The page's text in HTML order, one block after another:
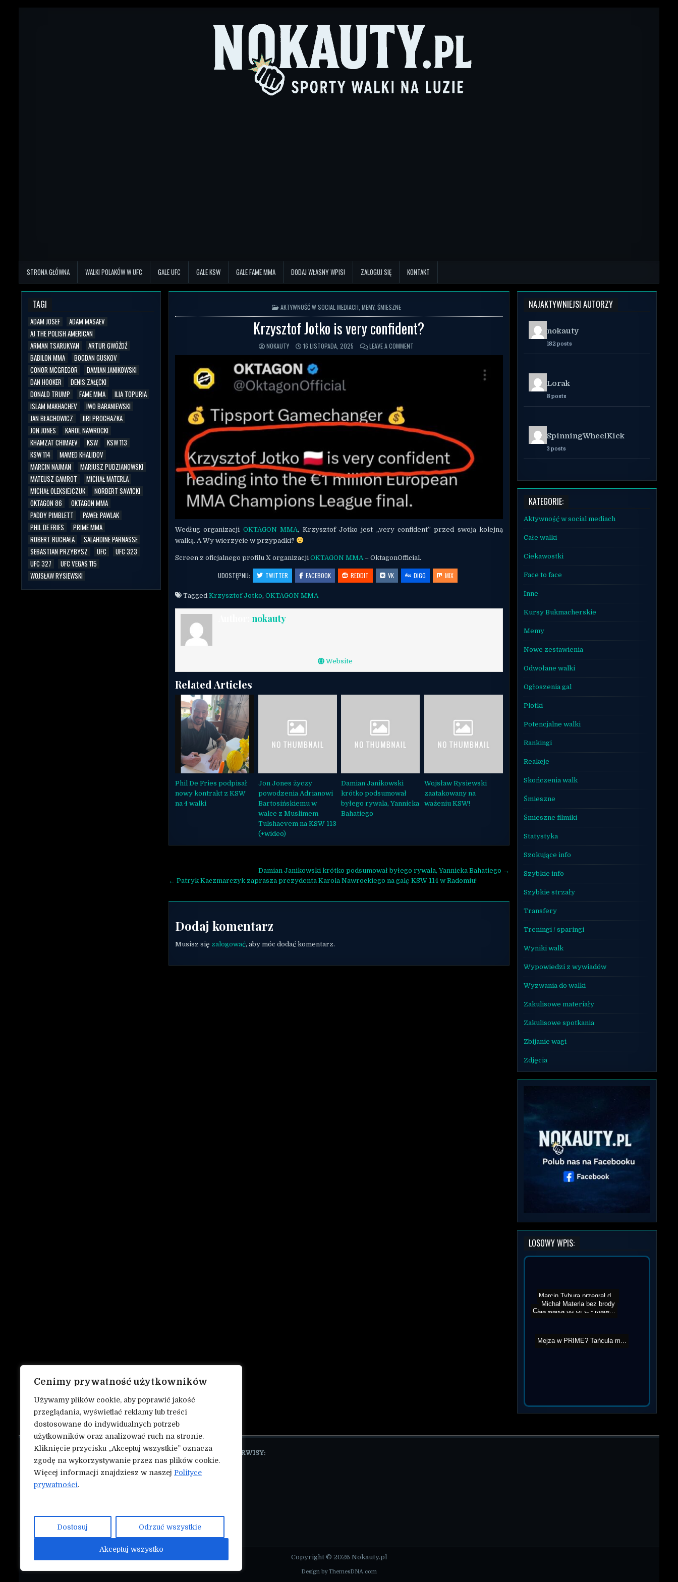
Cenimy prywatność użytkowników
Używamy plików cookie, aby poprawić jakość
przeglądania, wyświetlać reklamy lub treści
dostosowane do indywidualnych potrzeb
użytkowników oraz analizować ruch na stronie.
Kliknięcie przycisku „Akceptuj wszystkie” oznacza
zgodę na wykorzystywanie przez nas plików cookie.
Więcej informacji znajdziesz w naszej Polityce
prywatności.
Dostosuj Odrzuć wszystkie
Akceptuj wszystko
STRONA GŁÓWNA WALKI POLAKÓW W UFC GALE UFC GALE KSW GALE FAME MMA DODAJ WŁASNY WPIS! ZALOGUJ SIĘ KONTAKT
POSTED IN
AKTYWNOŚĆ W SOCIAL MEDIACH MEMY, ŚMIESZNE
Krzysztof Jotko is very confident?
NOKAUTY 16 LISTOPADA, 2025 LEAVE A COMMENT
Według organizacji OKTAGON MMA, Krzysztof Jotko jest „very confident” przed swoją kolejną
walką. A Wy wierzycie w przypadki?
Screen z oficjalnego profilu X organizacjiOKTAGON MMA – OktagonOfficial.
UDOSTĘPNIJ: TWITTER FACEBOOK REDDIT VK DIGG MIX
TaggedKrzysztof Jotko,OKTAGON MMA
nokauty
Website
Related Articles
Phil De Fries podpisał
nowy kontrakt z KSW
na 4 walki
Jon Jones życzy
powodzenia Adrianowi
Bartosińskiemu w
walce z Muslimem
Tulshaevem na KSW 113
(+wideo)
Damian Janikowski
krótko podsumował
byłego rywala, Yannicka
Bahatiego
Wojsław Rysiewski
zaatakowany na
ważeniu KSW!
Nawigacja wpisuDamian Janikowski krótko podsumował byłego rywala, Yannicka Bahatiego →
← Patryk Kaczmarczyk zaprasza prezydenta Karola Nawrockiego na galę KSW 114 w Radomiu!
Dodaj komentarz
Musisz się zalogować, aby móc dodać komentarz.
TAGI
ADAM JOSEF
ADAM MASAEV
AJ THE POLISH AMERICAN
ARMAN TSARUKYAN
ARTUR GWÓŹDŹ
BABILON MMA
BOGDAN GUSKOV
CONOR MCGREGOR
DAMIAN JANIKOWSKI
DAN HOOKER
DENIS ZAŁĘCKI
DONALD TRUMP
FAME MMA
ILIA TOPURIA
ISLAM MAKHACHEV
IWO BARANIEWSKI
JAN BŁACHOWICZ
JIRI PROCHAZKA
JON JONES
KAROL NAWROCKI
KHAMZAT CHIMAEV
KSW
KSW 113
KSW 114
MAMED KHALIDOV
MARCIN NAJMAN
MARIUSZ PUDZIANOWSKI
MATEUSZ GAMROT
MICHAŁ MATERLA
MICHAŁ OLEKSIEJCZUK
NORBERT SAWICKI
OKTAGON 86
OKTAGON MMA
PADDY PIMBLETT
PAWEŁ PAWLAK
PHIL DE FRIES
PRIME MMA
ROBERT RUCHAŁA
SALAHDINE PARNASSE
SEBASTIAN PRZYBYSZ
UFC
UFC 323
UFC 327
UFC VEGAS 115
WOJSŁAW RYSIEWSKI
NAJAKTYWNIEJSI AUTORZY
nokauty
182 posts
Lorak
8 posts
SpinningWheelKick
3 posts
KATEGORIE:
Aktywność w social mediach
Całe walki
Ciekawostki
Face to face
Inne
Kursy Bukmacherskie
Memy
Nowe zestawienia
Odwołane walki
Ogłoszenia gal
Plotki
Potencjalne walki
Rankingi
Reakcje
Skończenia walk
Śmieszne
Śmieszne filmiki
Statystyka
Szokujące info
Szybkie info
Szybkie strzały
Transfery
Treningi / sparingi
Wyniki walk
Wypowiedzi z wywiadów
Wyzwania do walki
Zakulisowe materiały
Zakulisowe spotkania
Zbijanie wagi
Zdjęcia
LOSOWY WPIS:
Mejza w PRIME? Tańcula m...
Cała walka od UFC - Mate...
Marcin Tybura przegrał d...
Michał Materla bez brody
O nas
Kontakt
Współtwórz serwis Nokauty.pl!
NASZE INNE SERWISY:
Copyright © 2026 Nokauty.pl
Design by ThemesDNA.com